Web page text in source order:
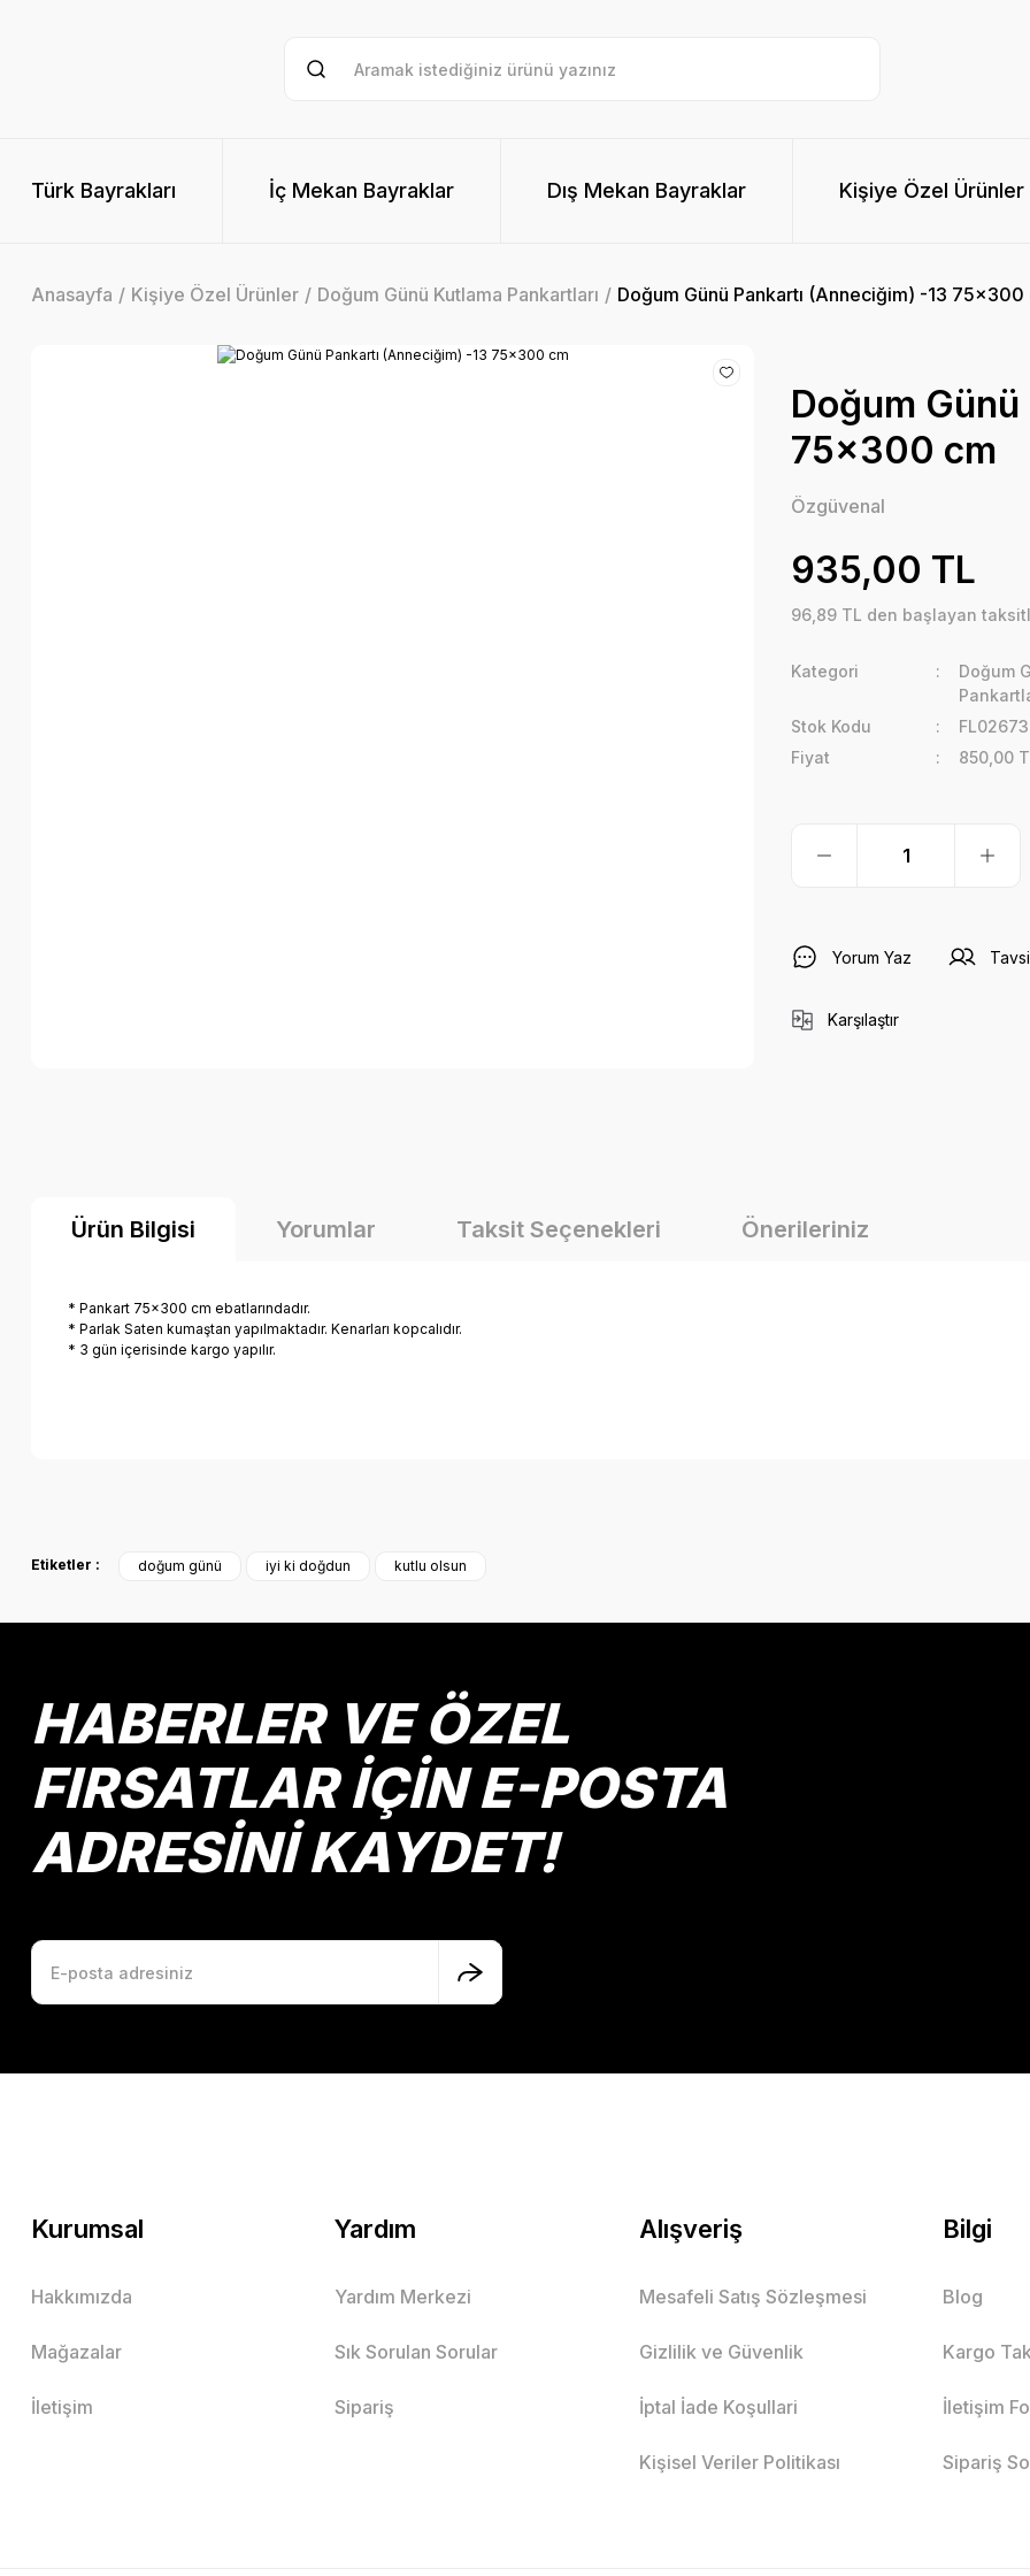
Türk Bayrakları İç Mekan Bayraklar Dış Mekan Bayraklar Kişiye Özel Ürünler
Anasayfa Kişiye Özel Ürünler Doğum Günü Kutlama Pankartları Doğum Günü Pankartı (Anneciğim) -13 75x300
Doğum
75x300 cm
Özgüvenal
935,00 TL
96,89 TL den başlayan
Kategori Doğum
Stok Kodu
FL02673
Fiyat
850,00
Yorum Yaz
Karşılaştır
Ürün Bilgisi Yorumlar Taksit Seçenekleri Önerileriniz
* Pankart 75x300 cm ebatlarındadır.
* Parlak Saten kumaştan yapılmaktadır. Kenarları kopcalıdır.
* 3 gün içerisinde kargo yapılır.
Ürün açıklamasında eksik bilgiler bulunuyor.
Bu ürüne benzer farklı alternatifler olmalı.
Etiketler : doğum günü iyi ki doğdun kutlu olsun
HABERLER VE ÖZEL
FIRSATLAR İÇİN E-POSTA
ADRESİNİ KAYDET!
Kurumsal
Hakkımızda
Mağazalar
İletişim
Yardım
Yardım Merkezi
Sık Sorulan Sorular
Sipariş
Alışveriş
Mesafeli Satış Sözleşmesi
Gizlilik ve Güvenlik
İptal İade Koşullari
Kişisel Veriler Politikası
Bilgi
Blog
Kargo
İletişim
Sipariş